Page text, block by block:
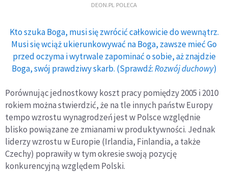
DEON.PL POLECA
Kto szuka Boga, musi się zwrócić całkowicie do wewnątrz.
Musi się wciąż ukierunkowywać na Boga, zawsze mieć Go
przed oczyma i wytrwale zapominać o sobie, aż znajdzie
Boga, swój prawdziwy skarb. (Sprawdź:Rozwój duchowy)
Porównując jednostkowy koszt pracy pomiędzy 2005 i 2010
rokiem można stwierdzić, że na tle innych państw Europy
tempo wzrostu wynagrodzeń jest w Polsce względnie
blisko powiązane ze zmianami w produktywności. Jednak
liderzy wzrostu w Europie (Irlandia, Finlandia, a także
Czechy) poprawiły w tym okresie swoją pozycję
konkurencyjną względem Polski.